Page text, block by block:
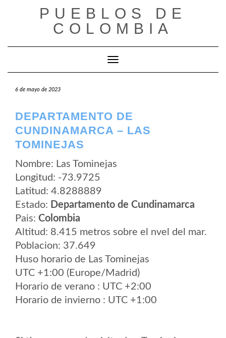
PUEBLOS DE
COLOMBIA
Cambiar modo de navegación
6 de mayo de 2023
DEPARTAMENTO DE
CUNDINAMARCA – LAS
TOMINEJAS
Nombre: Las Tominejas
Longitud: -73.9725
Latitud: 4.8288889
Estado: Departamento de Cundinamarca
Pais: Colombia
Altitud: 8.415 metros sobre el nvel del mar.
Poblacion: 37.649
Huso horario de Las Tominejas
UTC +1:00 (Europe/Madrid)
Horario de verano : UTC +2:00
Horario de invierno : UTC +1:00